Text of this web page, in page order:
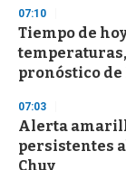
s
e
c
o
n
d
07:10
Tiempo de
pronóstico
07:03
Alerta
persistentes
Chuy